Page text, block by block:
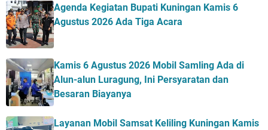
Agenda Kegiatan Bupati Kuningan Kamis 6
Agustus 2026 Ada Tiga Acara
Kamis 6 Agustus 2026 Mobil Samling Ada di
Alun-alun Luragung, Ini Persyaratan dan
Besaran Biayanya
Layanan Mobil Samsat Keliling Kuningan Kamis